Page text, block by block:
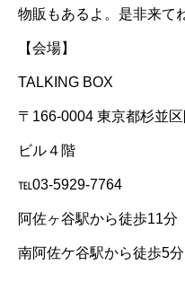
物販もあるよ。是非来て
【会場】
TALKING BOX
〒166-0004 東京都杉並
ビル４階
℡03-5929-7764
阿佐ヶ谷駅から徒歩11分
南阿佐ケ谷駅から徒歩5分